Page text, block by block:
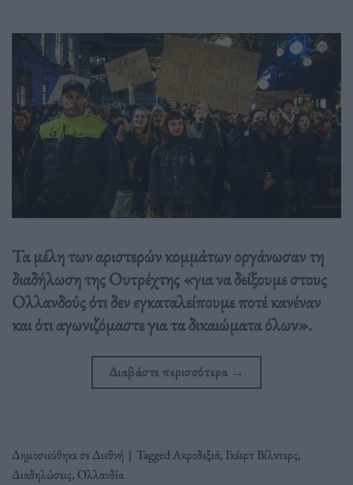
Τα μέλη των αριστερών κομμάτων οργάνωσαν τη
διαδήλωση της Ουτρέχτης «για να δείξουμε στους
Ολλανδούς ότι δεν εγκαταλείπουμε ποτέ κανέναν
και ότι αγωνιζόμαστε για τα δικαιώματα όλων».
Διαβάστε περισσότερα →
Δημοσιεύθηκε σεΔιεθνή | TaggedΑκροδεξιά, Γκέερτ Βίλντερς,
Διαδηλώσεις, Ολλανδία